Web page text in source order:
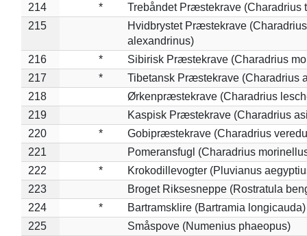
214
*
Trebåndet Præstekrave (Charadrius
215
Hvidbrystet Præstekrave (Charadrius
alexandrinus)
216
*
Sibirisk Præstekrave (Charadrius
217
*
Tibetansk Præstekrave (Charadrius
218
Ørkenpræstekrave (Charadrius
219
Kaspisk Præstekrave (Charadrius
220
*
Gobipræstekrave (Charadrius
221
Pomeransfugl (Charadrius
222
*
Krokodillevogter (Pluvianus
223
Broget Riksesneppe (Rostratula
224
*
Bartramsklire (Bartramia longicauda)
225
Småspove (Numenius phaeopus)